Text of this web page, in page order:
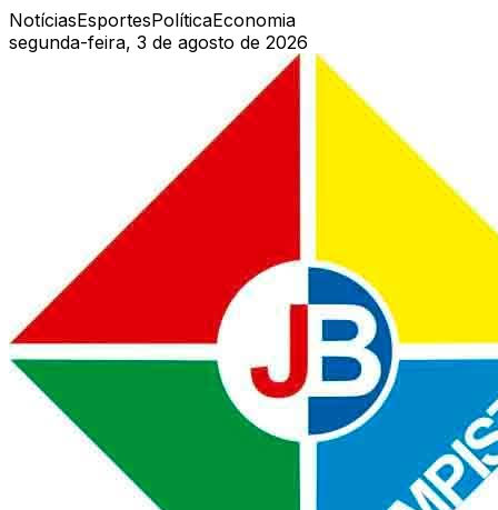
NotíciasEsportesPolíticaEconomia
segunda-feira, 3 de agosto de 2026